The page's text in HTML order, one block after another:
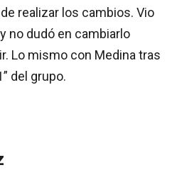
realizar los cambios. Vio
no dudó en cambiarlo
Lo mismo con Medina tras
del grupo.